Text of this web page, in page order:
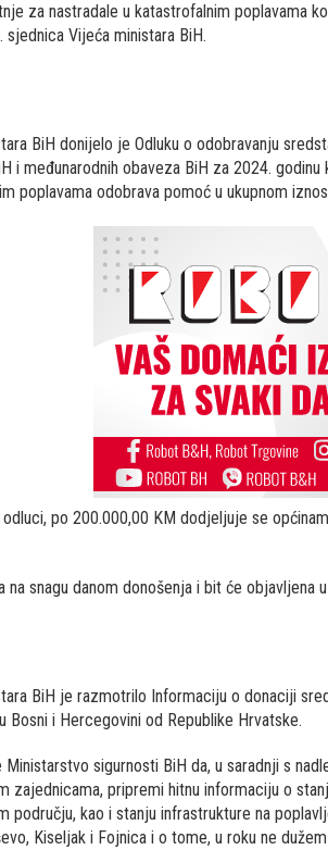
za nastradale u katastrofalnim poplavama
sjednica Vijeća ministara BiH.
BiH donijelo je Odluku o odobravanju
i međunarodnih obaveza BiH za 2024.
poplavama odobrava pomoć u ukupnom
po 200.000,00 KM dodjeljuje se
na snagu danom donošenja i bit će objavljena
BiH je razmotrilo Informaciju o donaciji
Bosni i Hercegovini od Republike Hrvatske.
Ministarstvo sigurnosti BiH da, u saradnji s
zajednicama, pripremi hitnu informaciju o
području, kao i stanju infrastrukture na
Kiseljak i Fojnica i o tome, u roku ne